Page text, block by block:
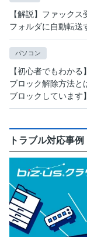
【解説】ファック
フォルダに自動転送
パソコン
【初心者でもわか
ブロック解除方法と
ブロックしています】
トラブル対応事例